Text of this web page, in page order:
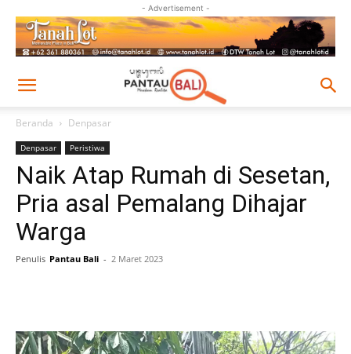
- Advertisement -
Beranda Denpasar
Denpasar Peristiwa
Naik Atap Rumah di Sesetan,
Pria asal Pemalang Dihajar
Warga
Penulis Pantau Bali - 2 Maret 2023